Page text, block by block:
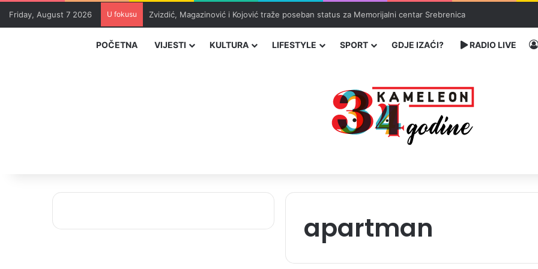
Friday, August 7 2026 U fokusu Zvizdić, Magazinović i Kojović traže poseban status za Memorijalni centar Srebrenica
POČETNA VIJESTI KULTURA LIFESTYLE SPORT GDJE IZAĆI? RADIO LIVE
apartman